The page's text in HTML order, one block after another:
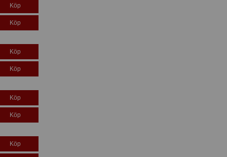
Köp
Köp
Köp
Köp
Köp
Köp
Köp